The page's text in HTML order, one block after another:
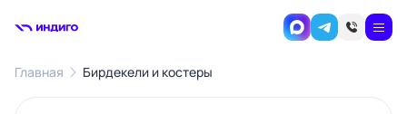
Главная Бирдекели и костеры